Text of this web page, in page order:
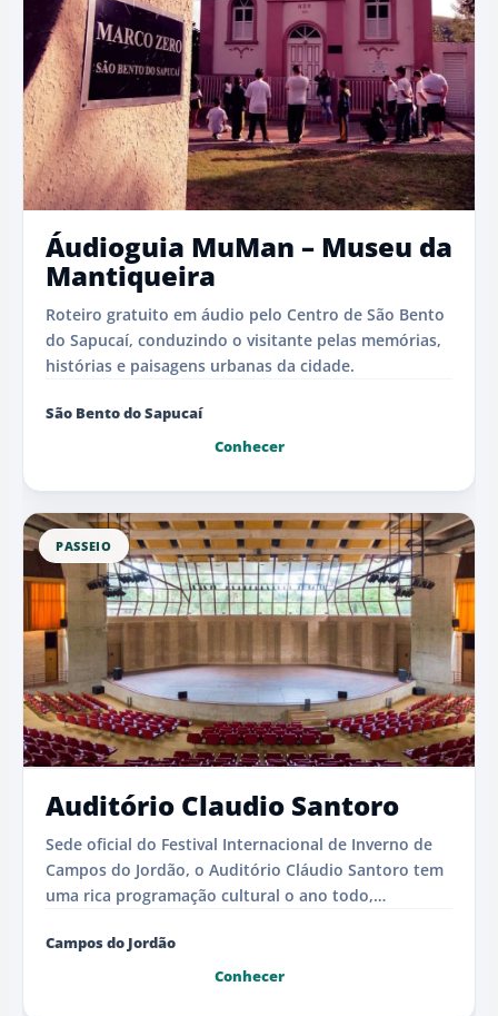
Áudioguia MuMan – Museu da
Mantiqueira
Roteiro gratuito em áudio pelo Centro de São Bento
do Sapucaí, conduzindo o visitante pelas memórias,
histórias e paisagens urbanas da cidade.
São Bento do Sapucaí
Conhecer
PASSEIO
Auditório Claudio Santoro
Sede oficial do Festival Internacional de Inverno de
Campos do Jordão, o Auditório Cláudio Santoro tem
uma rica programação cultural o ano todo,
Campos do Jordão
Conhecer